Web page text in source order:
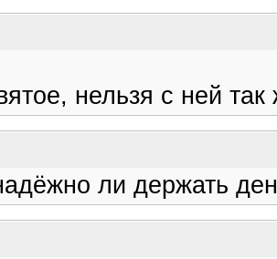
нельзя с ней так
ли держать